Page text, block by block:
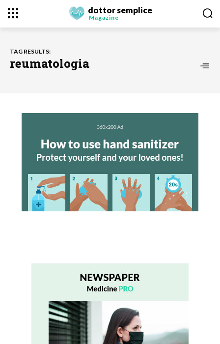
dottor semplice
Magazine
TAG RESULTS:
reumatologia